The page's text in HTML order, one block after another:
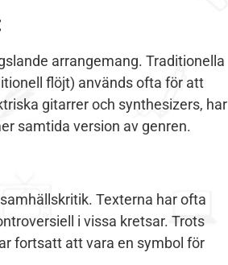
arrangemang. Traditionella
flöjt) används ofta för att
gitarrer och synthesizers, har
samtida version av genren.
Texterna har ofta
i vissa kretsar. Trots
fortsatt att vara en symbol för